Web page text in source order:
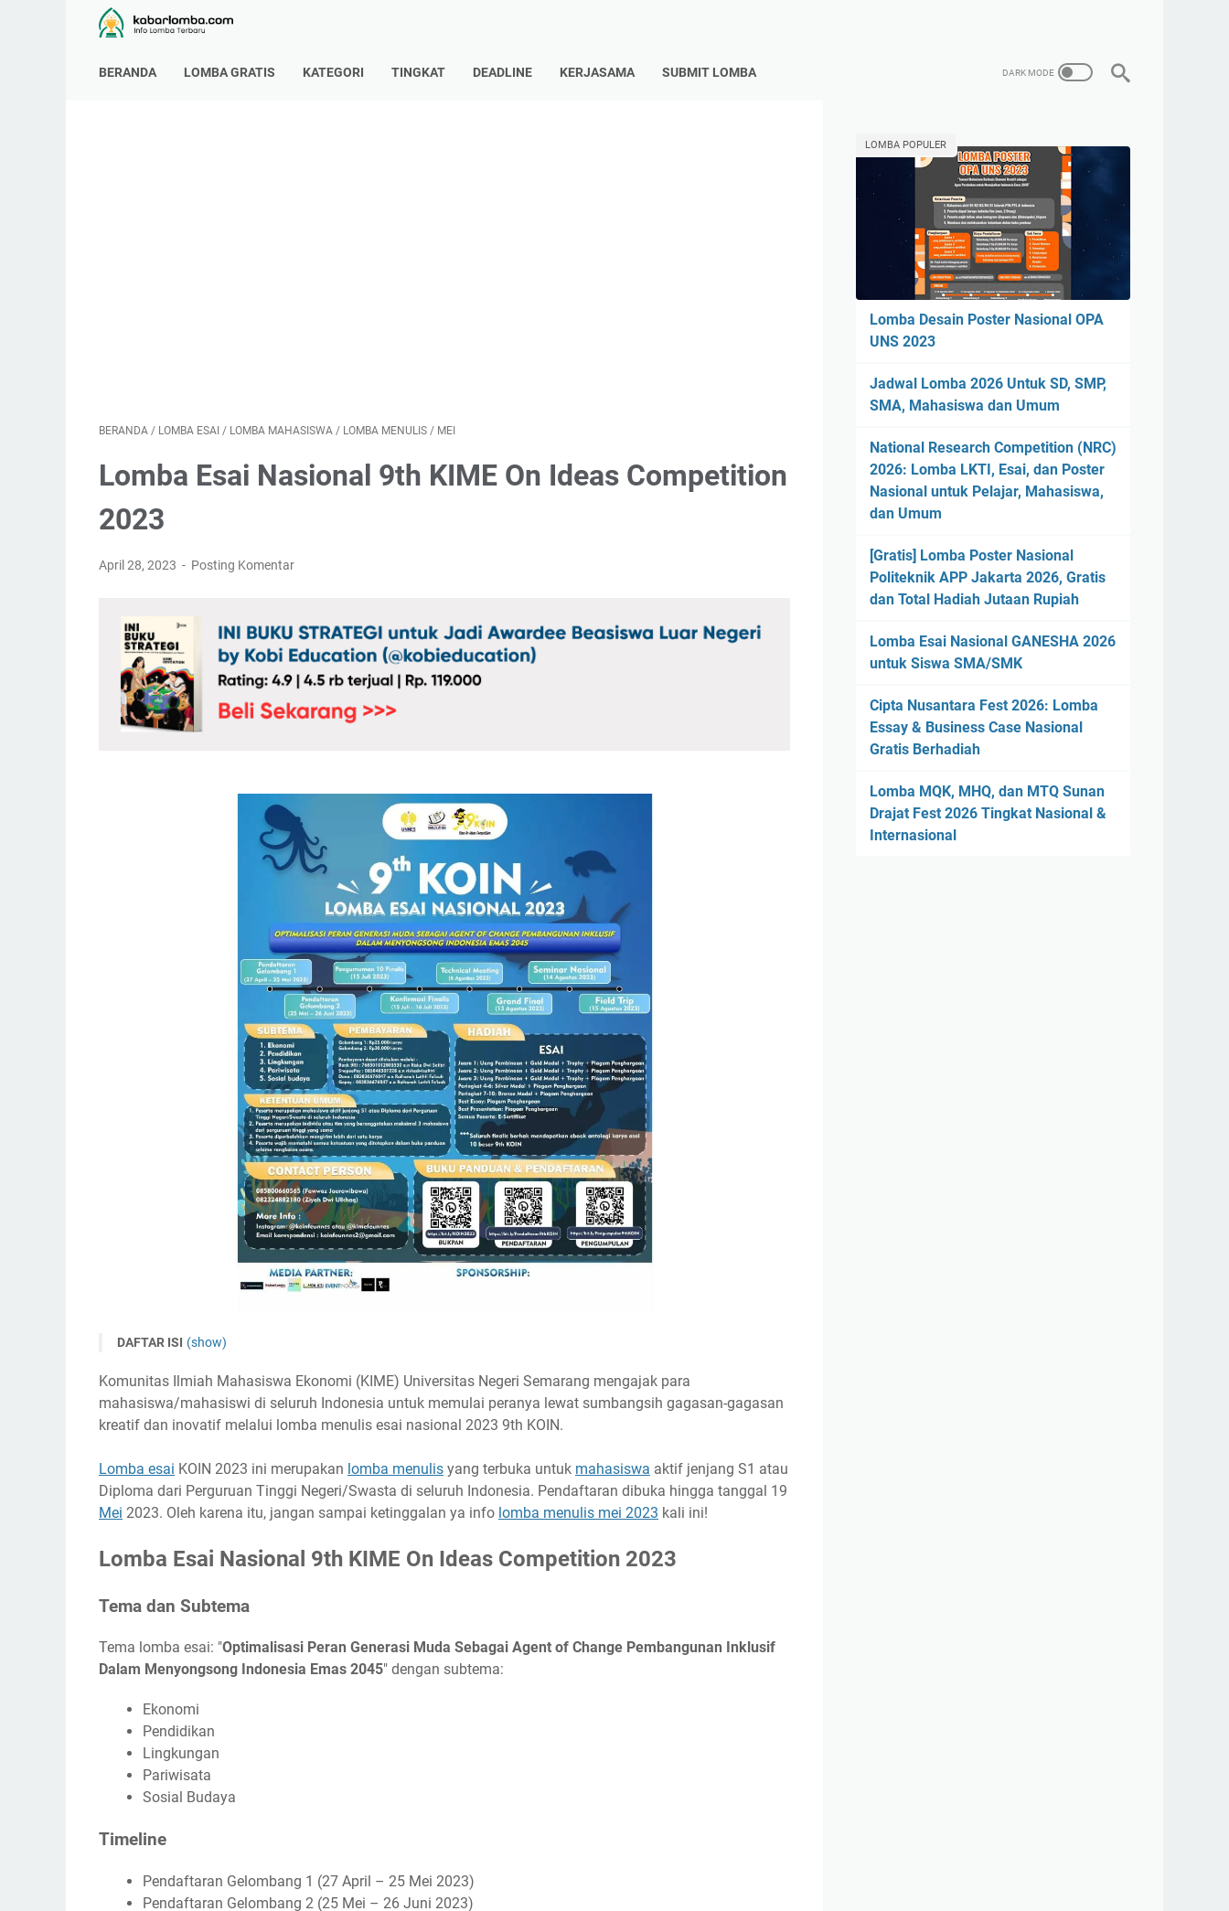
BERANDA LOMBA GRATIS KATEGORI TINGKAT DEADLINE KERJASAMA SUBMIT LOMBA
BERANDA / LOMBA ESAI / LOMBA MAHASISWA / LOMBA MENULIS / MEI
Lomba Esai Nasional 9th KIME On Ideas Competition
2023
April 28, 2023 Posting Komentar
DAFTAR ISI (show)
Tema dan Subtema
Timeline
Ketentuan Karya
Biaya Pendaftaran
Link Penting
Komunitas Ilmiah Mahasiswa Ekonomi (KIME) Universitas Negeri Semarang mengajak para
mahasiswa/mahasiswi di seluruh Indonesia untuk memulai peranya lewat sumbangsih gagasan-gagasan
kreatif dan inovatif melalui lomba menulis esai nasional 2023 9th KOIN.
Lomba esai KOIN 2023 ini merupakan lomba menulis yang terbuka untuk mahasiswa aktif jenjang S1 atau
Diploma dari Perguruan Tinggi Negeri/Swasta di seluruh Indonesia. Pendaftaran dibuka hingga tanggal 19
Mei 2023. Oleh karena itu, jangan sampai ketinggalan ya info lomba menulis mei 2023 kali ini!
Lomba Esai Nasional 9th KIME On Ideas Competition 2023
Tema dan Subtema
Tema lomba esai: "Optimalisasi Peran Generasi Muda Sebagai Agent of Change Pembangunan Inklusif
Dalam Menyongsong Indonesia Emas 2045" dengan subtema:
Ekonomi
Pendidikan
Lingkungan
Pariwisata
Sosial Budaya
Timeline
Pendaftaran Gelombang 1 (27 April – 25 Mei 2023)
Pendaftaran Gelombang 2 (25 Mei – 26 Juni 2023)
LOMBA POPULER
Lomba Desain Poster Nasional OPA
UNS 2023
Jadwal Lomba 2026 Untuk SD, SMP,
SMA, Mahasiswa dan Umum
National Research Competition (NRC)
2026: Lomba LKTI, Esai, dan Poster
Nasional untuk Pelajar, Mahasiswa,
dan Umum
[Gratis] Lomba Poster Nasional
Politeknik APP Jakarta 2026, Gratis
dan Total Hadiah Jutaan Rupiah
Lomba Esai Nasional GANESHA 2026
untuk Siswa SMA/SMK
Cipta Nusantara Fest 2026: Lomba
Essay & Business Case Nasional
Gratis Berhadiah
Lomba MQK, MHQ, dan MTQ Sunan
Drajat Fest 2026 Tingkat Nasional &
Internasional